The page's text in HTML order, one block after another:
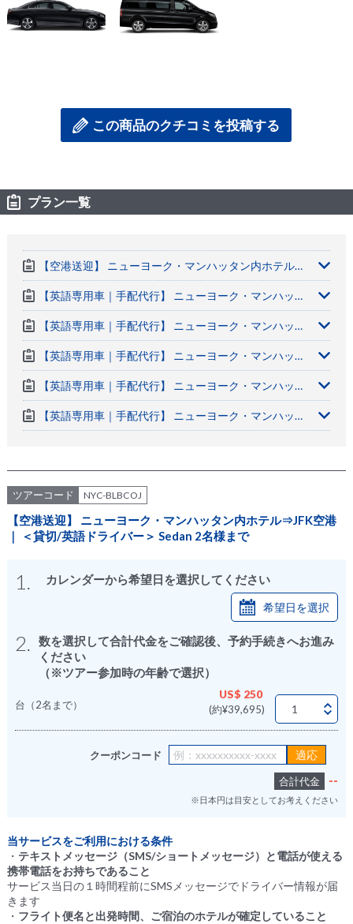
この商品のクチコミを投稿する
プラン一覧
【空港送迎】 ニューヨーク・マンハッタン内ホテル⇒JFK空港｜ ＜貸切/英語ドライバー＞ Sedan 2名様まで
【英語専用車｜手配代行】 ニューヨーク・マンハッタン内ホテル⇒JFK空港｜片道 Van/SUV 5名様まで
【英語専用車｜手配代行】 ニューヨーク・マンハッタン内ホテル⇒LGA空港｜片道 Sedan 2名様まで
【英語専用車｜手配代行】 ニューヨーク・マンハッタン内ホテル⇒LGA空港｜片道 Van/SUV 5名様まで
【英語専用車｜手配代行】 ニューヨーク・マンハッタン内ホテル⇒EWR空港｜片道 Sedan 2名様までV
【英語専用車｜手配代行】 ニューヨーク・マンハッタン内ホテル⇒EWR空港｜片道 Van/SUV 5名様まで
ツアーコード NYC-BLBCOJ
【空港送迎】 ニューヨーク・マンハッタン内ホテル⇒JFK空港
｜ ＜貸切/英語ドライバー＞ Sedan 2名様まで
1. カレンダーから希望日を選択してください
希望日を選択
2.
数を選択して合計代金をご確認後、予約手続きへお進み
ください
（※ツアー参加時の年齢で選択）
台（2名まで）
US$ 250
(約¥39,695)
クーポンコード
合計代金 --
※日本円は目安としてお考えください
当サービスをご利用における条件
・ テキストメッセージ（SMS/ショートメッセージ）と電話が使える
携帯電話をお持ちであること
サービス当日の１時間程前にSMSメッセージでドライバー情報が届
きます
・ フライト便名と出発時間、ご宿泊のホテルが確定していること